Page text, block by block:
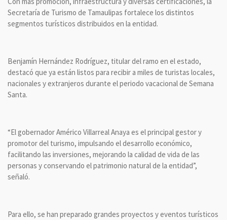
Secretaría de Turismo de Tamaulipas fortalece los distintos
segmentos turísticos distribuidos en la entidad.
Benjamín Hernández Rodríguez, titular del ramo en el estado,
destacó que ya están listos para recibir a miles de turistas locales,
nacionales y extranjeros durante el periodo vacacional de Semana
Santa.
“El gobernador Américo Villarreal Anaya es el principal gestor y
promotor del turismo, impulsando el desarrollo económico,
facilitando las inversiones, mejorando la calidad de vida de las
personas y conservando el patrimonio natural de la entidad”,
señaló.
Para ello, se han preparado grandes proyectos y eventos turísticos